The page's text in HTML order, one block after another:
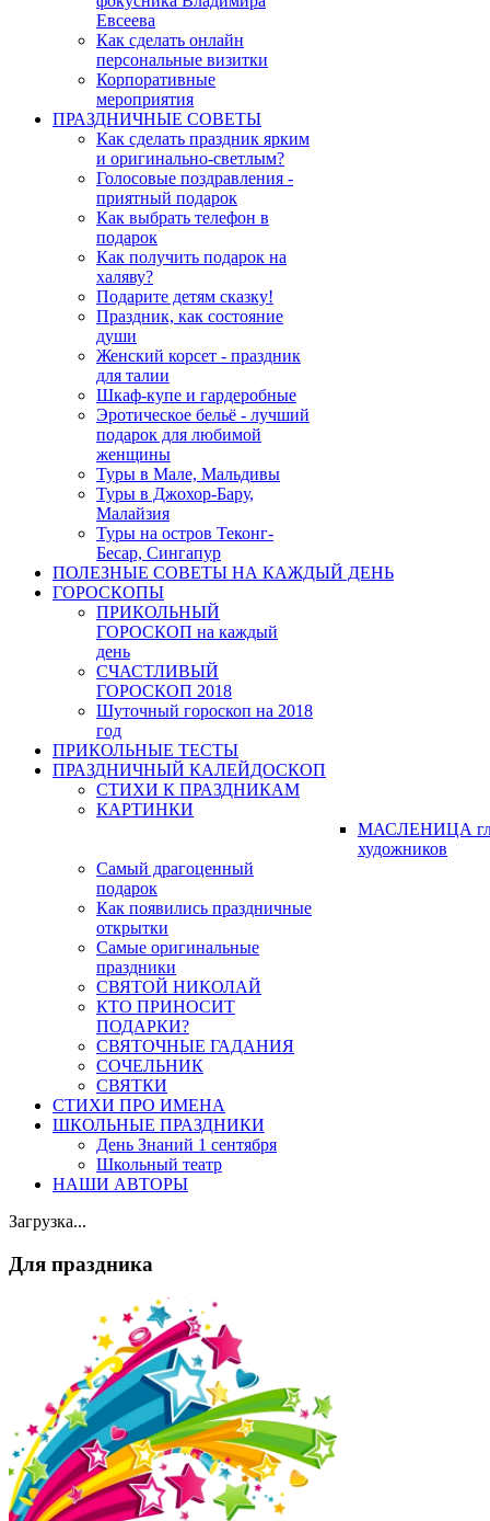
Евсеева
Как сделать онлайн
персональные визитки
Корпоративные
мероприятия
ПРАЗДНИЧНЫЕ СОВЕТЫ
Как сделать праздник ярким
и оригинально-светлым?
Голосовые поздравления -
приятный подарок
Как выбрать телефон в
подарок
Как получить подарок на
халяву?
Подарите детям сказку!
Праздник, как состояние
души
Женский корсет - праздник
для талии
Шкаф-купе и гардеробные
Эротическое бельё - лучший
подарок для любимой
женщины
Туры в Мале, Мальдивы
Туры в Джохор-Бару,
Малайзия
Туры на остров Теконг-
Бесар, Сингапур
ПОЛЕЗНЫЕ СОВЕТЫ НА КАЖДЫЙ ДЕНЬ
ГОРОСКОПЫ
ПРИКОЛЬНЫЙ
ГОРОСКОП на каждый
день
СЧАСТЛИВЫЙ
ГОРОСКОП 2018
Шуточный гороскоп на 2018
год
ПРИКОЛЬНЫЕ ТЕСТЫ
ПРАЗДНИЧНЫЙ КАЛЕЙДОСКОП
СТИХИ К ПРАЗДНИКАМ
КАРТИНКИ
МАСЛЕНИЦА
художников
Самый драгоценный
подарок
Как появились праздничные
открытки
Самые оригинальные
праздники
СВЯТОЙ НИКОЛАЙ
КТО ПРИНОСИТ
ПОДАРКИ?
СВЯТОЧНЫЕ ГАДАНИЯ
СОЧЕЛЬНИК
СВЯТКИ
СТИХИ ПРО ИМЕНА
ШКОЛЬНЫЕ ПРАЗДНИКИ
День Знаний 1 сентября
Школьный театр
НАШИ АВТОРЫ
Загрузка...
Для праздника